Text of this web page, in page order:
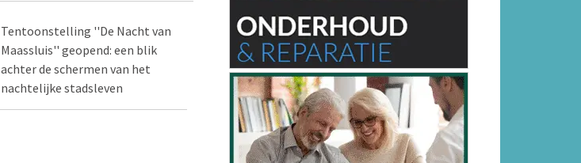
Tentoonstelling ''De Nacht van
Maassluis'' geopend: een blik
achter de schermen van het
nachtelijke stadsleven